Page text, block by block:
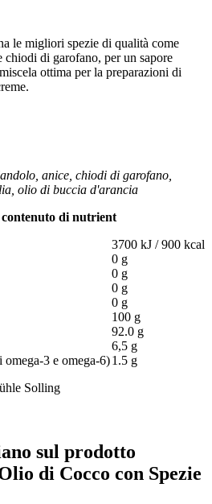
le migliori spezie di qualità come
chiodi di garofano, per un sapore
ottima per la preparazioni di
anice, chiodi di garofano,
olio di buccia d'arancia
contenuto di nutrient
3700 kJ / 900 kcal
0 g
0 g
0 g
0 g
100 g
92.0 g
6,5 g
3 e omega-6)1.5 g
Solling
sul prodotto
di Cocco con Spezie